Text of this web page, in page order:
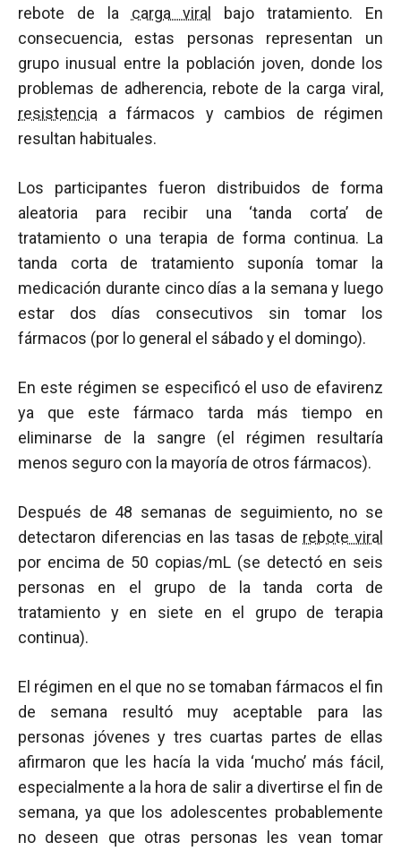
rebote de la carga viral bajo tratamiento. En
consecuencia, estas personas representan un
grupo inusual entre la población joven, donde los
problemas de adherencia, rebote de la carga viral,
resistencia a fármacos y cambios de régimen
resultan habituales.
Los participantes fueron distribuidos de forma
aleatoria para recibir una ‘tanda corta’ de
tratamiento o una terapia de forma continua. La
tanda corta de tratamiento suponía tomar la
medicación durante cinco días a la semana y luego
estar dos días consecutivos sin tomar los
fármacos (por lo general el sábado y el domingo).
En este régimen se especificó el uso de efavirenz
ya que este fármaco tarda más tiempo en
eliminarse de la sangre (el régimen resultaría
menos seguro con la mayoría de otros fármacos).
Después de 48 semanas de seguimiento, no se
detectaron diferencias en las tasas de rebote viral
por encima de 50 copias/mL (se detectó en seis
personas en el grupo de la tanda corta de
tratamiento y en siete en el grupo de terapia
continua).
El régimen en el que no se tomaban fármacos el fin
de semana resultó muy aceptable para las
personas jóvenes y tres cuartas partes de ellas
afirmaron que les hacía la vida ‘mucho’ más fácil,
especialmente a la hora de salir a divertirse el fin de
semana, ya que los adolescentes probablemente
no deseen que otras personas les vean tomar